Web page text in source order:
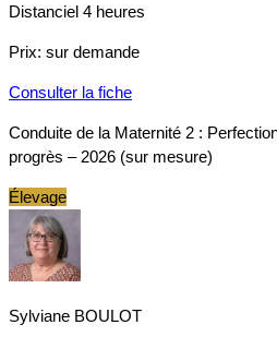
Distanciel 4 heures
Prix: sur demande
Consulter la fiche
Conduite de la Maternité 2 :
progrès – 2026 (sur mesure)
Élevage
Sylviane BOULOT